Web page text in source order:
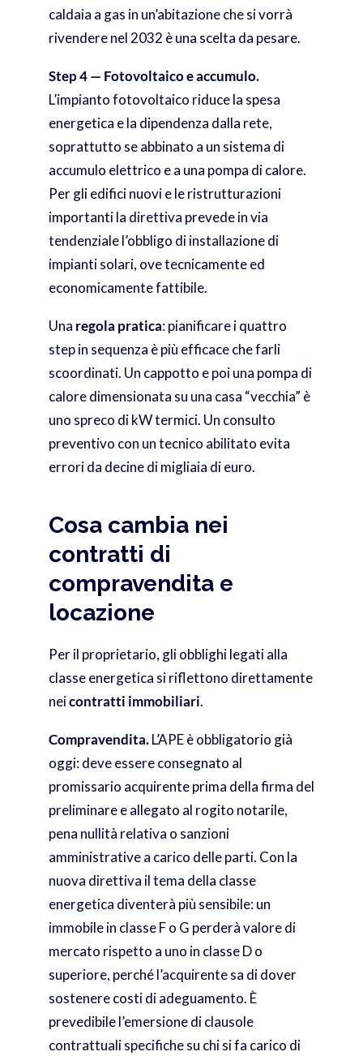
caldaia a gas in un’abitazione che si vorrà
rivendere nel 2032 è una scelta da pesare.
Step 4 — Fotovoltaico e accumulo.
L’impianto fotovoltaico riduce la spesa
energetica e la dipendenza dalla rete,
soprattutto se abbinato a un sistema di
accumulo elettrico e a una pompa di calore.
Per gli edifici nuovi e le ristrutturazioni
importanti la direttiva prevede in via
tendenziale l’obbligo di installazione di
impianti solari, ove tecnicamente ed
economicamente fattibile.
Una regola pratica: pianificare i quattro
step in sequenza è più efficace che farli
scoordinati. Un cappotto e poi una pompa di
calore dimensionata su una casa “vecchia” è
uno spreco di kW termici. Un consulto
preventivo con un tecnico abilitato evita
errori da decine di migliaia di euro.
Cosa cambia nei
contratti di
compravendita e
locazione
Per il proprietario, gli obblighi legati alla
classe energetica si riflettono direttamente
neicontratti immobiliari.
Compravendita.L’APE è obbligatorio già
oggi: deve essere consegnato al
promissario acquirente prima della firma del
preliminare e allegato al rogito notarile,
pena nullità relativa o sanzioni
amministrative a carico delle parti. Con la
nuova direttiva il tema della classe
energetica diventerà più sensibile: un
immobile in classe F o G perderà valore di
mercato rispetto a uno in classe D o
superiore, perché l’acquirente sa di dover
sostenere costi di adeguamento. È
prevedibile l’emersione di clausole
contrattuali specifiche su chi si fa carico di